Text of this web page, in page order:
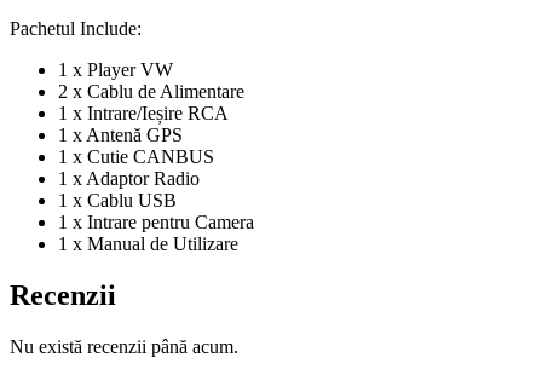
Pachetul Include:
1 x Player VW
2 x Cablu de Alimentare
1 x Intrare/Ieșire RCA
1 x Antenă GPS
1 x Cutie CANBUS
1 x Adaptor Radio
1 x Cablu USB
1 x Intrare pentru Camera
1 x Manual de Utilizare
Recenzii
Nu există recenzii până acum.